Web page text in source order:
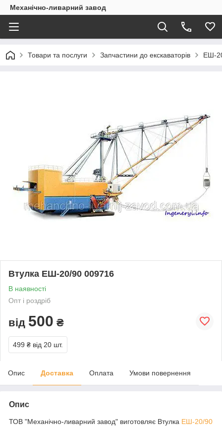
Механічно-ливарний завод
Товари та послуги Запчастини до екскаваторів ЕШ-
Втулка ЕШ-20/90 009716
В наявності
Опт і роздріб
від 500 ₴
499 ₴ від 20 шт.
Опис Доставка Оплата Умови повернення
Опис
ТОВ "Механічно-ливарний завод" виготовляє Втулка ЕШ-20/90